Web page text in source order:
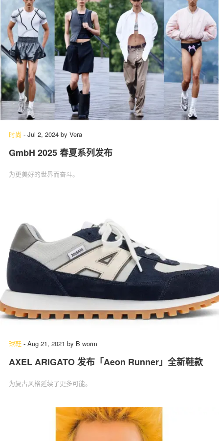
时尚 - Jul 2, 2024 by Vera
GmbH 2025 春夏系列发布
为更美好的世界而奋斗。
球鞋 - Aug 21, 2021 by B worm
AXEL ARIGATO 发布「Aeon Runner」全新鞋款
为复古风格延续了更多可能。